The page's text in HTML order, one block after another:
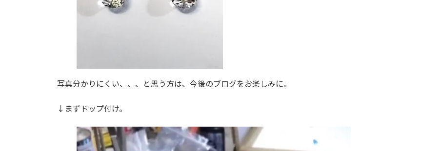
写真分かりにくい、、、と思う方は、今後のブログをお楽しみに。
↓まずドップ付け。